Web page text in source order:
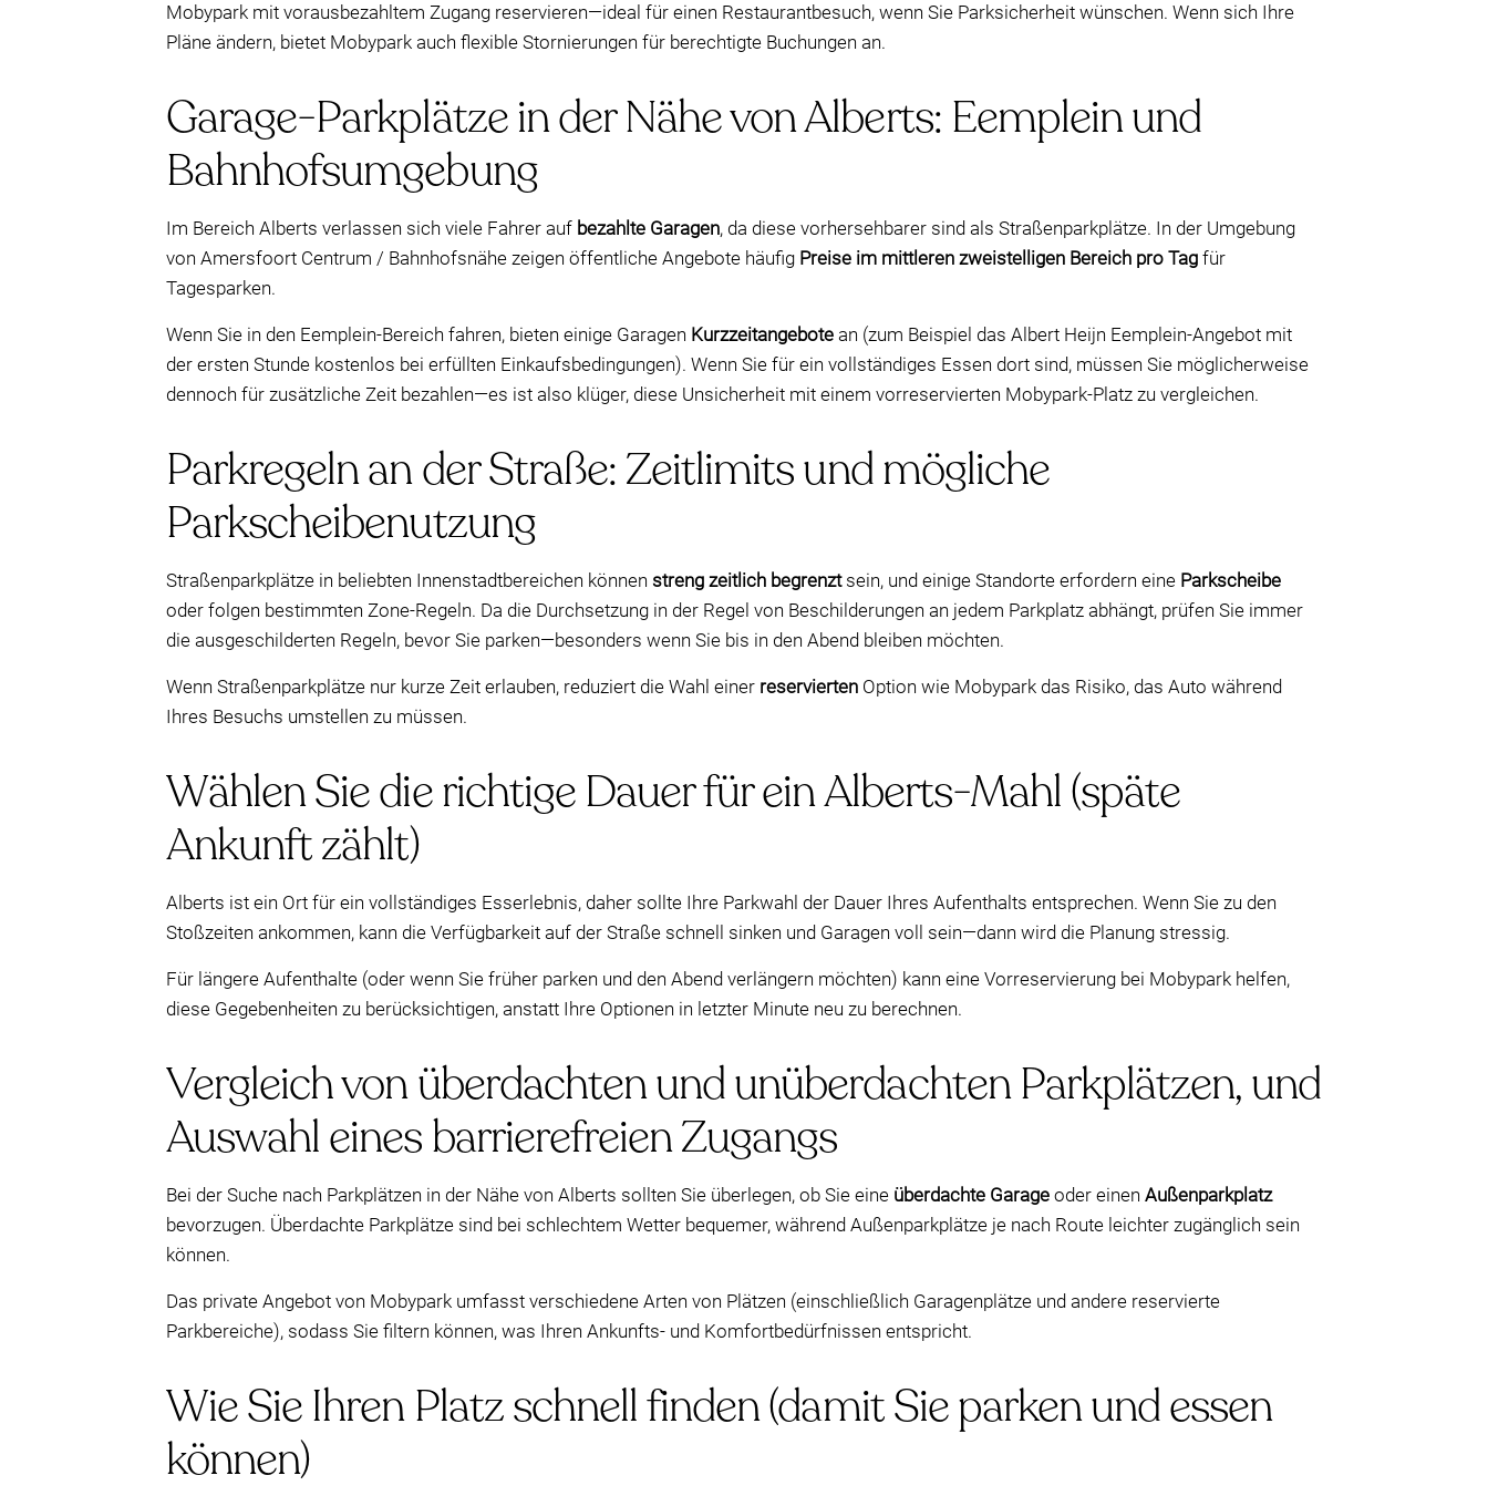
Mobypark mit vorausbezahltem Zugang reservieren—ideal für einen Restaurantbesuch, wenn Sie Parksicherheit wünschen. Wenn sich Ihre
Pläne ändern, bietet Mobypark auch flexible Stornierungen für berechtigte Buchungen an.
Garage-Parkplätze in der Nähe von Alberts: Eemplein und
Bahnhofsumgebung
Im Bereich Alberts verlassen sich viele Fahrer auf bezahlte Garagen, da diese vorhersehbarer sind als Straßenparkplätze. In der Umgebung
von Amersfoort Centrum / Bahnhofsnähe zeigen öffentliche Angebote häufig Preise im mittleren zweistelligen Bereich pro Tag für
Tagesparken.
Wenn Sie in den Eemplein-Bereich fahren, bieten einige Garagen Kurzzeitangebote an (zum Beispiel das Albert Heijn Eemplein-Angebot mit
der ersten Stunde kostenlos bei erfüllten Einkaufsbedingungen). Wenn Sie für ein vollständiges Essen dort sind, müssen Sie möglicherweise
dennoch für zusätzliche Zeit bezahlen—es ist also klüger, diese Unsicherheit mit einem vorreservierten Mobypark-Platz zu vergleichen.
Parkregeln an der Straße: Zeitlimits und mögliche
Parkscheibenutzung
Straßenparkplätze in beliebten Innenstadtbereichen können streng zeitlich begrenztsein, und einige Standorte erfordern eine Parkscheibe
oder folgen bestimmten Zone-Regeln. Da die Durchsetzung in der Regel von Beschilderungen an jedem Parkplatz abhängt, prüfen Sie immer
die ausgeschilderten Regeln, bevor Sie parken—besonders wenn Sie bis in den Abend bleiben möchten.
Wenn Straßenparkplätze nur kurze Zeit erlauben, reduziert die Wahl einer reservierten Option wie Mobypark das Risiko, das Auto während
Ihres Besuchs umstellen zu müssen.
Wählen Sie die richtige Dauer für ein Alberts-Mahl (späte
Ankunft zählt)
Alberts ist ein Ort für ein vollständiges Esserlebnis, daher sollte Ihre Parkwahl der Dauer Ihres Aufenthalts entsprechen. Wenn Sie zu den
Stoßzeiten ankommen, kann die Verfügbarkeit auf der Straße schnell sinken und Garagen voll sein—dann wird die Planung stressig.
Für längere Aufenthalte (oder wenn Sie früher parken und den Abend verlängern möchten) kann eine Vorreservierung bei Mobypark helfen,
diese Gegebenheiten zu berücksichtigen, anstatt Ihre Optionen in letzter Minute neu zu berechnen.
Vergleich von überdachten und unüberdachten Parkplätzen, und
Auswahl eines barrierefreien Zugangs
Bei der Suche nach Parkplätzen in der Nähe von Alberts sollten Sie überlegen, ob Sie eine überdachte Garage oder einen Außenparkplatz
bevorzugen. Überdachte Parkplätze sind bei schlechtem Wetter bequemer, während Außenparkplätze je nach Route leichter zugänglich sein
können.
Das private Angebot von Mobypark umfasst verschiedene Arten von Plätzen (einschließlich Garagenplätze und andere reservierte
Parkbereiche), sodass Sie filtern können, was Ihren Ankunfts- und Komfortbedürfnissen entspricht.
Wie Sie Ihren Platz schnell finden (damit Sie parken und essen
können)